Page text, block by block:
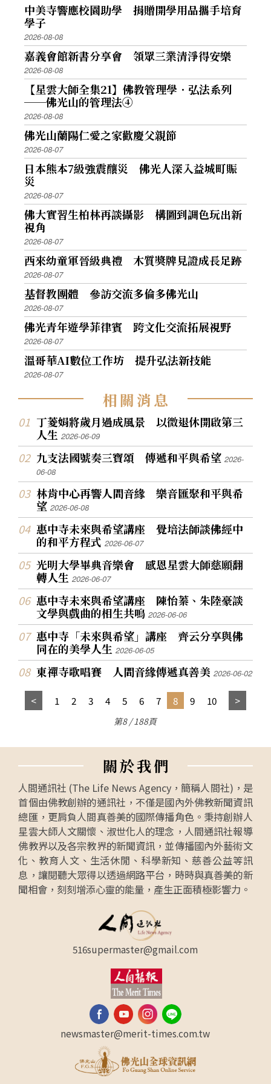
中美寺響應校園助學 捐贈開學用品攜手培育
學子
2026-08-08
嘉義會館新書分享會 領眾三業清淨得安樂
2026-08-08
【星雲大師全集21】佛教管理學．弘法系列
──佛光山的管理法④
2026-08-08
佛光山蘭陽仁愛之家歡慶父親節
2026-08-07
日本熊本7級強震釀災 佛光人深入益城町賑
災
2026-08-07
佛大實習生柏林再談攝影 構圖到調色玩出新
視角
2026-08-07
西來幼童軍晉級典禮 木質獎牌見證成長足跡
2026-08-07
基督教團體 參訪交流多倫多佛光山
2026-08-07
佛光青年遊學菲律賓 跨文化交流拓展視野
2026-08-07
溫哥華AI數位工作坊 提升弘法新技能
2026-08-07
相關消息
丁菱娟將歲月過成風景 以微退休開啟第三
人生2026-06-09
九支法國號奏三寶頌 傳遞和平與希望2026-
06-08
林肯中心再響人間音緣 樂音匯聚和平與希
望2026-06-08
惠中寺未來與希望講座 覺培法師談佛經中
的和平方程式2026-06-07
光明大學畢典音樂會 感恩星雲大師慈願翻
轉人生2026-06-07
惠中寺未來與希望講座 陳怡蓁、朱陸豪談
文學與戲曲的相生共鳴2026-06-06
惠中寺「未來與希望」講座 齊云分享與佛
同在的美學人生2026-06-05
東禪寺歌唱賽 人間音緣傳遞真善美2026-06-02
1 2 3 4 5 6 7 8 9 10
第8 / 188頁
關於我們
人間通訊社 (The Life News Agency，簡稱人間社)，是
首個由佛教創辦的通訊社，不僅是國內外佛教新聞資訊
總匯，更肩負人間真善美的國際傳播角色。秉持創辦人
星雲大師人文關懷、淑世化人的理念，人間通訊社報導
佛教界以及各宗教界的新聞資訊，並傳播國內外藝術文
化、教育人文、生活休閒、科學新知、慈善公益等訊
息，讓閱聽大眾得以透過網路平台，時時與真善美的新
聞相會，刻刻增添心靈的能量，產生正面積極影響力。
516supermaster@gmail.com
newsmaster@merit-times.com.tw